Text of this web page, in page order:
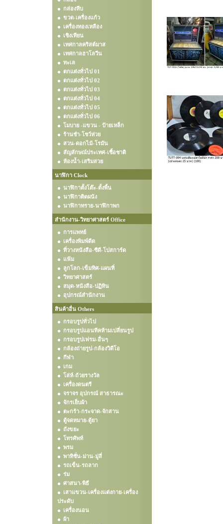
กล่องหีบ
ขวด-เครื่องแก้ว
เครื่องทองเหลือง
เชิงเทียน
เทศกาลคริสต์มาส
เทศกาลฮาโลวีน
ทะเล
ตกแต่งทั่วไป 01
ตกแต่งทั่วไป 02
ตกแต่งทั่วไป 03
ตกแต่งทั่วไป 04
ตกแต่งทั่วไป 05
ตกแต่งทั่วไป 06
โมบาย -แขวน - ป้ายเหล็ก
ร้านชำ-โชว์ห่วย
สวน-ดอกไม้-โรมัน
สัญลักษณ์ประเทศ-เชื้อชาติ
ห้องน้ำ-เสริมสวย
นาฬิกา Clock
นาฬิกาตั้งโต๊ะ-ตั้งพื้น
นาฬิกาติดผนัง
นาฬิกาทราย-นาฬิกาพก
สำนักงาน-วิทยาศาสตร์ Office
การแพทย์
เครื่องพิมพ์ดีด
ที่วางหนังสือ-ซีดี-โปสการ์ด
แฟ้ม
ลูกโลก-เข็มทิศ-แผนที่
วิทยาศาสตร์
สมุด-หนังสือ-ปฏิทิน
อุปกรณ์สำนักงาน
สินค้าอื่น Others
กรอบรูปทั่วไป
กรอบรูปแอนทีคห้ามเปลี่ยนรูป
กรอบรูปเฟรม-อื่นๆ
กล้องถ่ายรูป-กล้องวิดีโอ
กีฬา
เกม
โล่ห์-ถ้วยรางวัล
เครื่องดนตรี
จราจร อุปกรณ์ สาธารณะ
จักรเย็บผ้า
ตะกร้า-กระจาด-จักสาน
ตู้จดหมาย-ตู้ยา
ถังขยะ
โทรศัพท์
พรม
พาทิชั่น-ม่าน-มู่ลี่
รถเข็น-รถลาก
ร่ม
ศาสนา-พิธี
เสาแขวน-เครื่องแต่งกาย-เครื่อง
ประดับ
เครื่องนอน
ผ้า